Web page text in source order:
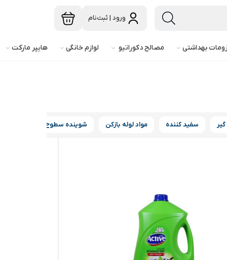
ورود | ثبت‌نام
بهداشتی مصالح دکوراتیو لوازم خانگی هایپر مارکت
سفید کننده مواد لوله بازکن شوینده سطوح